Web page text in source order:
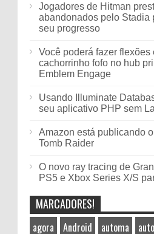
Jogadores de Hitman
abandonados pelo Stadia
seu progresso
Você poderá fazer flexões
cachorrinho fofo no hub
Emblem Engage
Usando Illuminate
seu aplicativo PHP sem
Amazon está publicando
Tomb Raider
O novo ray tracing de
PS5 e Xbox Series X/S
MARCADORES!
agora Android automa